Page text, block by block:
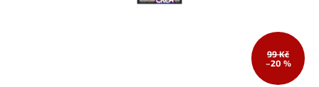
99 Kč
–20 %